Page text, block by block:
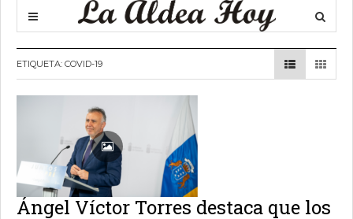
ETIQUETA: COVID-19
Ángel Víctor Torres destaca que los